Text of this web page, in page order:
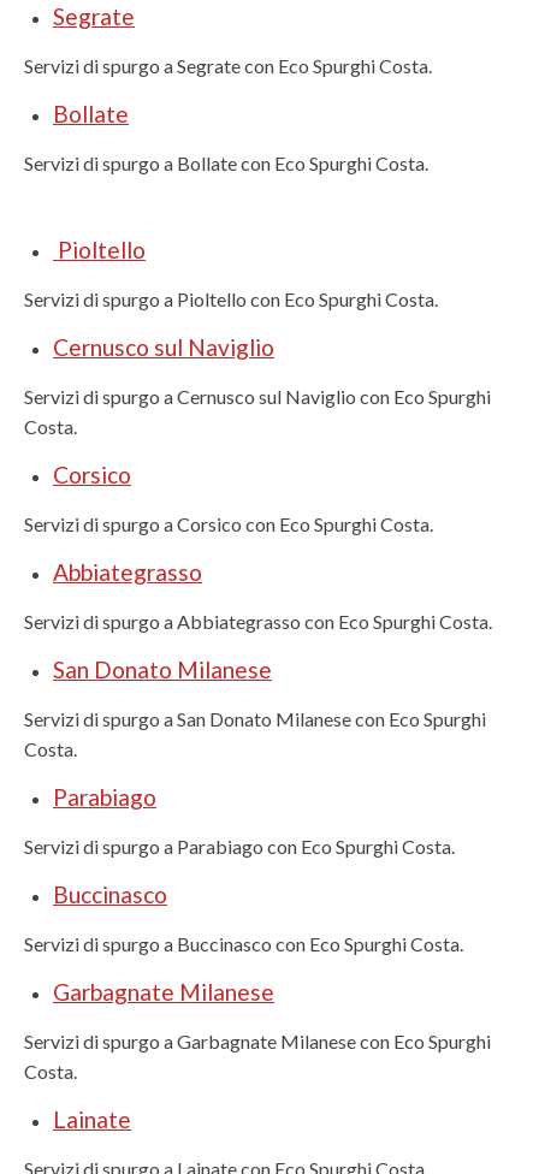
Segrate
Servizi di spurgo a Segrate con Eco Spurghi Costa.
Bollate
Servizi di spurgo a Bollate con Eco Spurghi Costa.
Pioltello
Servizi di spurgo a Pioltello con Eco Spurghi Costa.
Cernusco sul Naviglio
Servizi di spurgo a Cernusco sul Naviglio con Eco Spurghi
Costa.
Corsico
Servizi di spurgo a Corsico con Eco Spurghi Costa.
Abbiategrasso
Servizi di spurgo a Abbiategrasso con Eco Spurghi Costa.
San Donato Milanese
Servizi di spurgo a San Donato Milanese con Eco Spurghi
Costa.
Parabiago
Servizi di spurgo a Parabiago con Eco Spurghi Costa.
Buccinasco
Servizi di spurgo a Buccinasco con Eco Spurghi Costa.
Garbagnate Milanese
Servizi di spurgo a Garbagnate Milanese con Eco Spurghi
Costa.
Lainate
Servizi di spurgo a Lainate con Eco Spurghi Costa.